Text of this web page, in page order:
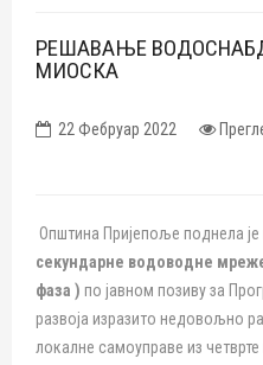
РЕШАВАЊЕ
МИОСКА
22 Фебруар 2022
Општина Пријепоље поднела је
секундарне водоводне
фаза ) по јавном позиву за
развоја изразито недовољно
локалне самоуправе из